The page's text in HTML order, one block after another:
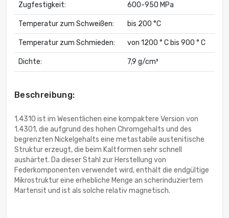
Zugfestigkeit: 600-950 MPa
Temperatur zum Schweißen: bis 200 °C
Temperatur zum Schmieden: von 1200 ° C bis 900 ° C
Dichte: 7,9 g/cm³
Beschreibung:
1.4310 ist im Wesentlichen eine kompaktere Version von
1.4301, die aufgrund des hohen Chromgehalts und des
begrenzten Nickelgehalts eine metastabile austenitische
Struktur erzeugt, die beim Kaltformen sehr schnell
aushärtet. Da dieser Stahl zur Herstellung von
Federkomponenten verwendet wird, enthält die endgültige
Mikrostruktur eine erhebliche Menge an scherinduziertem
Martensit und ist als solche relativ magnetisch.